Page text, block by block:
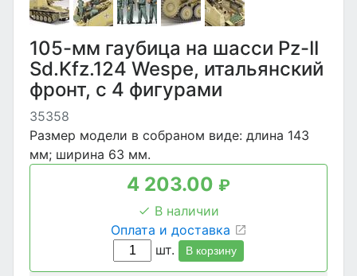
105-мм гаубица на шасси Pz-II
Sd.Kfz.124 Wespe, итальянский
фронт, с 4 фигурами
35358
Размер модели в собраном виде: длина 143
мм; ширина 63 мм.
4 203.00 ₽
В наличии
Оплата и доставка
шт.
В корзину